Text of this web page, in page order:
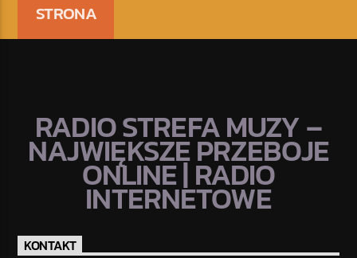
STRONA
RADIO STREFA MUZY –
NAJWIĘKSZE PRZEBOJE
ONLINE | RADIO
INTERNETOWE
KONTAKT